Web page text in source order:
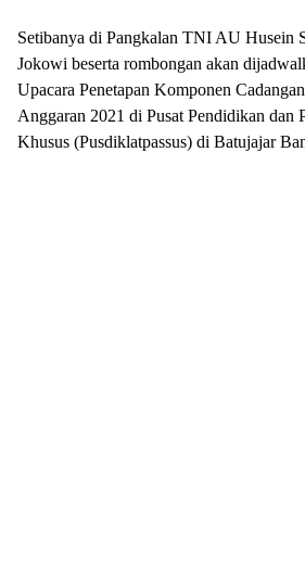
Setibanya di Pangkalan TNI AU Husein
Jokowi beserta rombongan akan
Upacara Penetapan Komponen
Anggaran 2021 di Pusat Pendidikan dan
Khusus (Pusdiklatpassus) di Batujajar